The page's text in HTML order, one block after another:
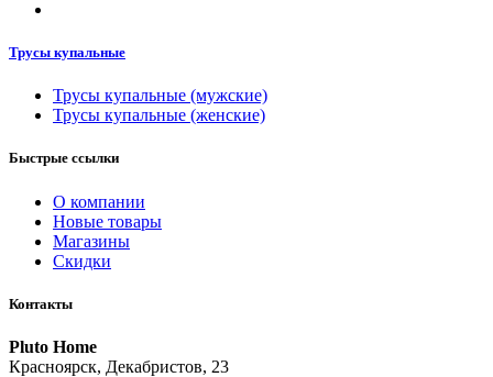
Трусы купальные
Трусы купальные (мужские)
Трусы купальные (женские)
Быстрые ссылки
О компании
Новые товары
Магазины
Скидки
Контакты
Pluto Home
Красноярск, Декабристов, 23